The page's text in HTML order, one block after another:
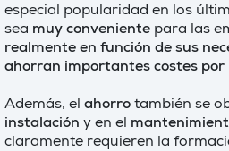
especial popularidad en los
sea muy conveniente para las
realmente en función de sus
ahorran importantes costes
Además, el ahorro también se
instalación y en el
claramente requieren la